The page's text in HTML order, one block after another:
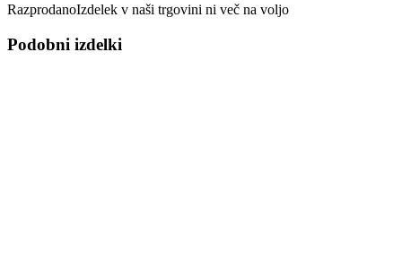
RazprodanoIzdelek v naši trgovini ni več na voljo
Podobni izdelki